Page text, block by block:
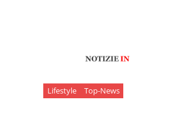
Lifestyle Top-News